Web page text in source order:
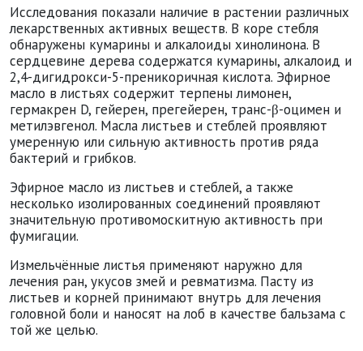
Исследования показали наличие в растении различных
лекарственных активных веществ. В коре стебля
обнаружены кумарины и алкалоиды хинолинона. В
сердцевине дерева содержатся кумарины, алкалоид и
2,4-дигидрокси-5-преникоричная кислота. Эфирное
масло в листьях содержит терпены лимонен,
гермакрен D, гейерен, прегейерен, транс-β-оцимен и
метилэвгенол. Масла листьев и стеблей проявляют
умеренную или сильную активность против ряда
бактерий и грибков.
Эфирное масло из листьев и стеблей, а также
несколько изолированных соединений проявляют
значительную противомоскитную активность при
фумигации.
Измельчённые листья применяют наружно для
лечения ран, укусов змей и ревматизма. Пасту из
листьев и корней принимают внутрь для лечения
головной боли и наносят на лоб в качестве бальзама с
той же целью.